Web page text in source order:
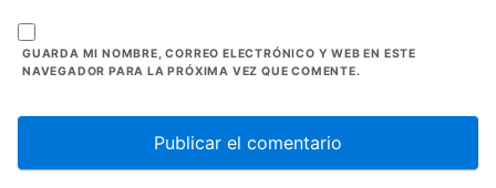
GUARDA MI NOMBRE, CORREO ELECTRÓNICO Y WEB EN ESTE
NAVEGADOR PARA LA PRÓXIMA VEZ QUE COMENTE.